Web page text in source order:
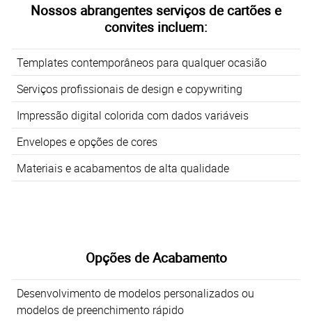
Nossos abrangentes serviços de cartões e
convites incluem:
Templates contemporâneos para qualquer ocasião
Serviços profissionais de design e copywriting
Impressão digital colorida com dados variáveis
Envelopes e opções de cores
Materiais e acabamentos de alta qualidade
Opções de Acabamento
Desenvolvimento de modelos personalizados ou
modelos de preenchimento rápido